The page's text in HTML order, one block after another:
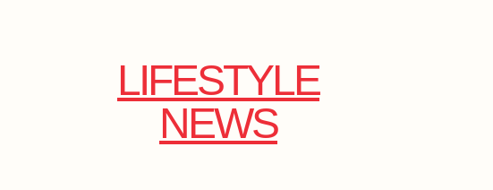
LIFESTYLE
NEWS